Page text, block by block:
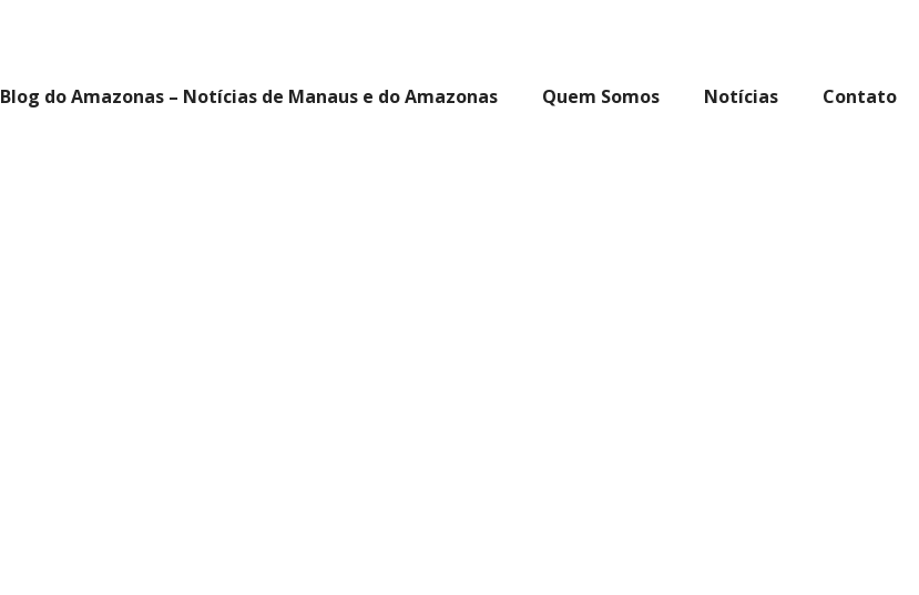
Blog do Amazonas – Notícias de Manaus e do Amazonas Quem Somos Notícias Contato